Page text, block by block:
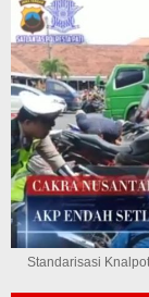
Standarisasi